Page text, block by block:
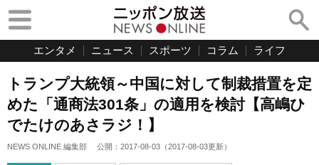
エンタメ ニュース スポーツ コラム ライフ
トランプ大統領～中国に対して制裁措置を定
めた「通商法301条」の適用を検討【高嶋ひ
でたけのあさラジ！】
NEWS ONLINE 編集部 公開： 2017-08-03 （2017-08-03更新）